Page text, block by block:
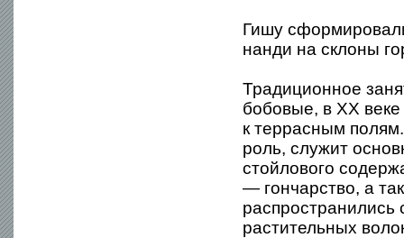
Гишу
нанди на склоны
Традиционное
бобовые, в XX
к террасным
роль, служит
стойлового
— гончарство, а
распространились
растительных